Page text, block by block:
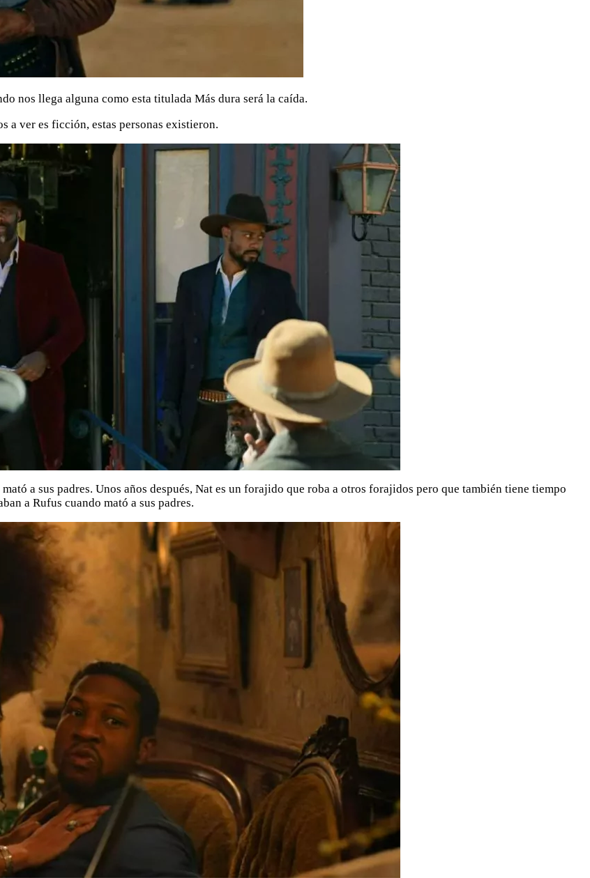
nos llega alguna como esta titulada Más dura será la caída.
a ver es ficción, estas personas existieron.
a sus padres. Unos años después, Nat es un forajido que roba a otros forajidos pero que también tiene tiempo
a Rufus cuando mató a sus padres.